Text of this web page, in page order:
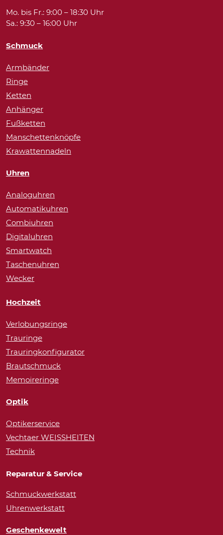
Mo. bis Fr.: 9:00 – 18:30 Uhr
Sa.: 9:30 – 16:00 Uhr
Schmuck
Armbänder
Ringe
Ketten
Anhänger
Fußketten
Manschettenknöpfe
Krawattennadeln
Uhren
Analoguhren
Automatikuhren
Combiuhren
Digitaluhren
Smartwatch
Taschenuhren
Wecker
Hochzeit
Verlobungsringe
Trauringe
Trauringkonfigurator
Brautschmuck
Memoireringe
Optik
Optikerservice
Vechtaer WEISSHEITEN
Technik
Reparatur & Service
Schmuckwerkstatt
Uhrenwerkstatt
Geschenkewelt